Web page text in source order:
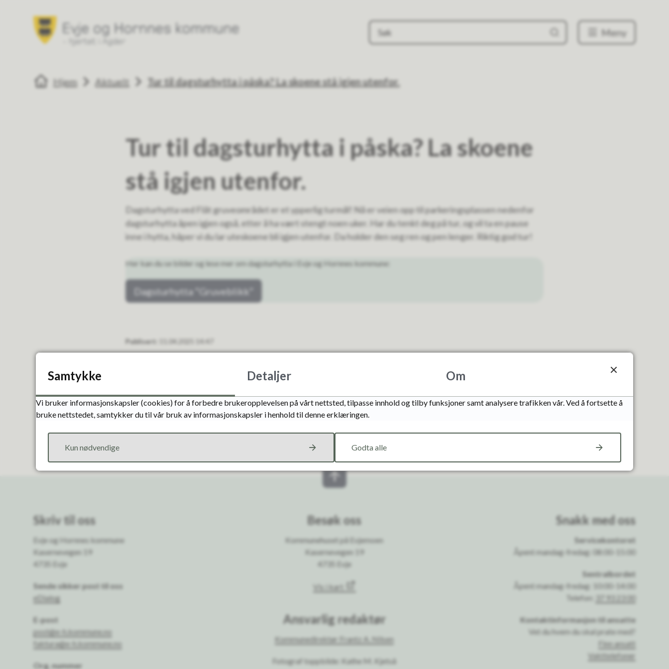
Evje og Hornnes kommune
Meny
Du er her:Hjem Aktuelt Tur til dagsturhytta i påska? La skoene stå igjen utenfor.
Tur til dagsturhytta i påska? La skoene
stå igjen utenfor.
Dagsturhytta ved Flåt gruveområdet er et ypperlig turmål! Nå er veien opp til parkeringsplassen nedenfor
dagsturhytta åpen igjen også, etter å ha vært stengt noen uker. Har du tenkt deg på tur, og vil ta en pause
inne i hytta, håper vi du lar uteskoene bli igjen utenfor. Da holder den seg ren og pen lenger. Riktig god tur!
Her kan du se bilder og lese mer om dagsturhytta i Evje og Hornnes kommune:
Dagsturhytta “Gruveblikk”
Publisert 11.04.2025 14:47
Fant du det du lette etter?
Ja Nei
Skriv til oss
Evje og Hornnes kommune
Kasernevegen 19
4735 Evje
Sende sikker post til oss
eDialog
E-post
post@e-h.kommune.no
faktura@e-h.kommune.no
Org. nummer
Besøk oss
Kommunehuset på Evjemoen
Kasernevegen 19
4735 Evje
Vis i kart
Ansvarlig redaktør
Kommunedirektør Frantz A. Nilsen
Fotograf toppbilde: Kathe M. Kjetså
Snakk med oss
Servicekontoret
Åpent mandag-fredag: 08:00-15:00
Sentralbordet
Åpent mandag-fredag: 10:00-14:00
Telefon:
37 93 23 00
Kontaktinformasjon til ansatte
Vet du hvem du skal prate med?
Finn ansatt
Vakttelefoner
Samtykke Detaljer Om
Vi bruker informasjonskapsler (cookies) for å forbedre brukeropplevelsen på vårt nettsted, tilpasse innhold og tilby funksjoner samt analysere trafikken vår. Ved å fortsette å
bruke nettstedet, samtykker du til vår bruk av informasjonskapsler i henhold til denne erklæringen.
Kun nødvendige Godta alle